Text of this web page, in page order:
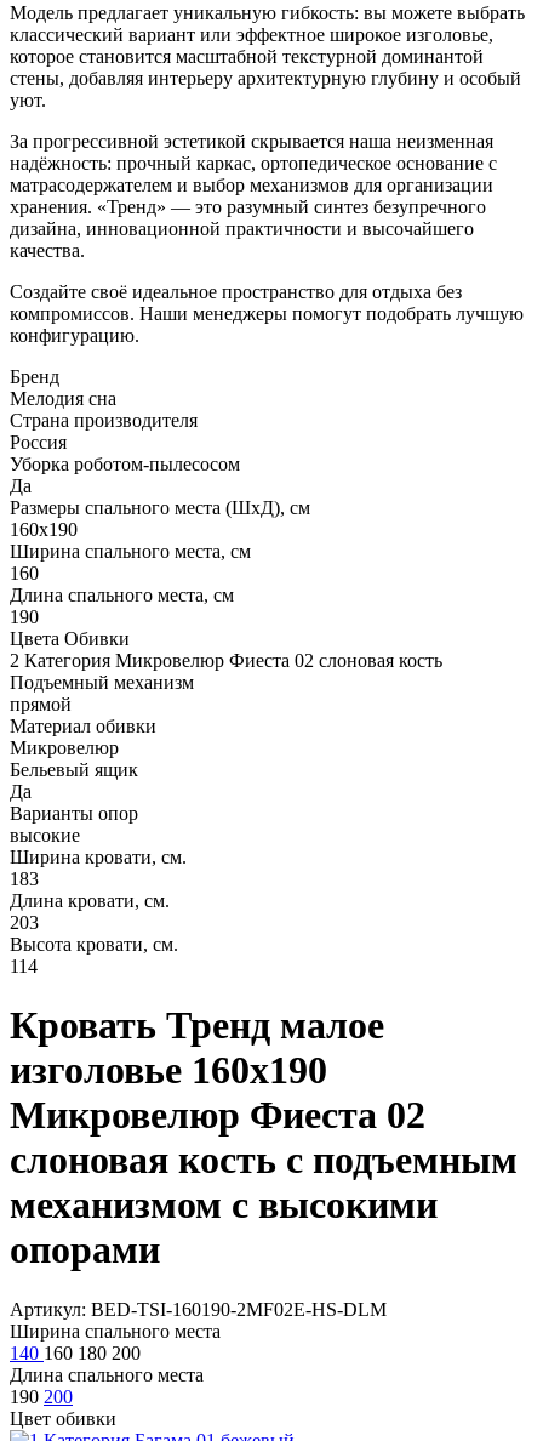
Модель предлагает уникальную гибкость: вы можете выбрать
классический вариант или эффектное широкое изголовье,
которое становится масштабной текстурной доминантой
стены, добавляя интерьеру архитектурную глубину и особый
уют.
За прогрессивной эстетикой скрывается наша неизменная
надёжность: прочный каркас, ортопедическое основание с
матрасодержателем и выбор механизмов для организации
хранения. «Тренд» — это разумный синтез безупречного
дизайна, инновационной практичности и высочайшего
качества.
Создайте своё идеальное пространство для отдыха без
компромиссов. Наши менеджеры помогут подобрать лучшую
конфигурацию.
Бренд
Мелодия сна
Страна производителя
Россия
Уборка роботом-пылесосом
Да
Размеры спального места (ШхД), см
160х190
Ширина спального места, см
160
Длина спального места, см
190
Цвета Обивки
2 Категория Микровелюр Фиеста 02 слоновая кость
Подъемный механизм
прямой
Материал обивки
Микровелюр
Бельевый ящик
Да
Варианты опор
высокие
Ширина кровати, см.
183
Длина кровати, см.
203
Высота кровати, см.
114
Кровать Тренд малое
изголовье 160х190
Микровелюр Фиеста 02
слоновая кость с подъемным
механизмом с высокими
опорами
Артикул: BED-TSI-160190-2MF02E-HS-DLM
Ширина спального места
140 160 180 200
Длина спального места
190 200
Цвет обивки